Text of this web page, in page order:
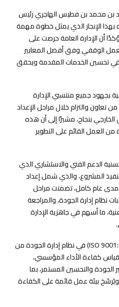
بن محمد بن فطيس الهاجري رئيس
بهذا الإنجاز الذي يمثل خطوة مهمة
أن الإدارة العامة حرصت على
الوقفي وفق أفضل المعايير
في تحسين الخدمات المقدمة ويحقق
بجهود جميع منتسبي الإدارة
تعاون والتزام خلال مراحل الإعداد
الخارجي بنجاح، مشيرًا إلى أن هذه
العمل القائم على التطوير
الدعم الفني والاستشاري الذي
المشروع، والذي شمل إعداد
عام كامل، تضمنت مراحل
نظام إدارة الجودة، والمراجعة
ما أسهم في جاهزية الإدارة
وتُعد شهادة الآيزو الدولية (ISO 9001:2015) في نظام إدارة الجودة من
كفاءة الأداء المؤسسي،
الجودة والتحسين المستمر، بما
بيئة عمل قائمة على الكفاءة